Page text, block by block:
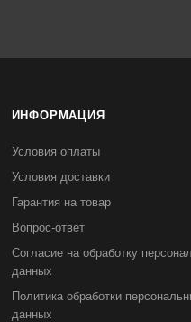
ИНФОРМАЦИЯ
Условия оплаты
Условия доставки
Гарантия на товар
Вопрос-ответ
Согласие на обработку
данных
Политика обработки
данных